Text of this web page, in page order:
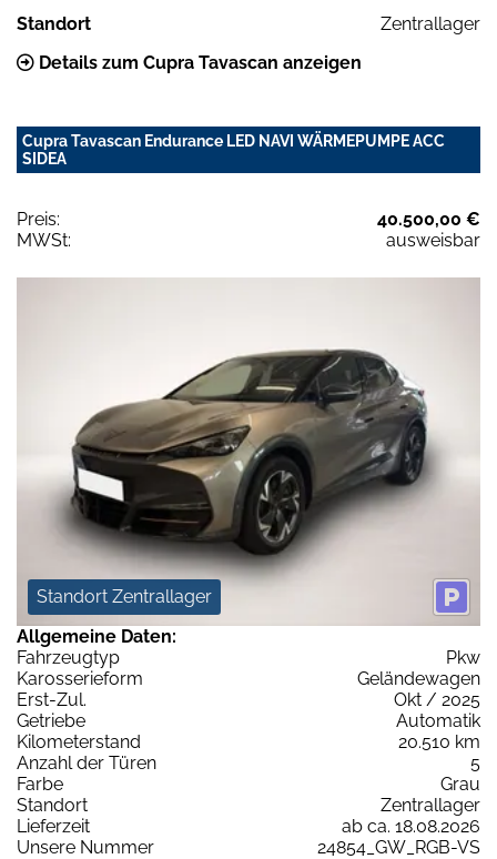
Standort
Zentrallager
Details zum Cupra Tavascan anzeigen
Cupra Tavascan Endurance LED NAVI WÄRMEPUMPE ACC
SIDEA
Preis:
40.500,00 €
MWSt:
ausweisbar
Standort Zentrallager
Allgemeine Daten:
Fahrzeugtyp
Pkw
Karosserieform
Geländewagen
Erst-Zul.
Okt / 2025
Getriebe
Automatik
Kilometerstand
20.510 km
Anzahl der Türen
5
Farbe
Grau
Standort
Zentrallager
Lieferzeit
ab ca. 18.08.2026
Unsere Nummer
24854_GW_RGB-VS